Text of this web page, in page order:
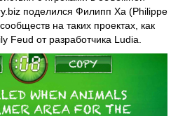
поделился Филипп Ха (Philippe
на таких проектах, как
Feud от разработчика Ludia.